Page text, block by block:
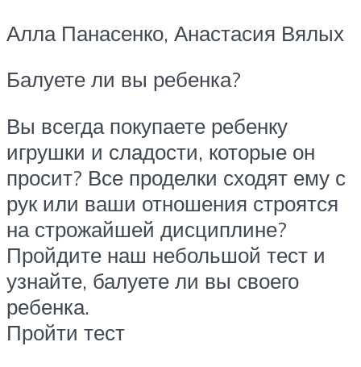
Алла Панасенко, Анастасия Вялых
Балуете ли вы ребенка?
Вы всегда покупаете ребенку
игрушки и сладости, которые он
просит? Все проделки сходят ему с
рук или ваши отношения строятся
на строжайшей дисциплине?
Пройдите наш небольшой тест и
узнайте, балуете ли вы своего
ребенка.
Пройти тест